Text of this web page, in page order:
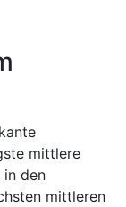
mittlere
in den
mittleren